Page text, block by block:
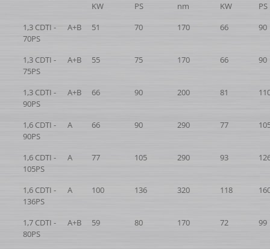
KW
PS
nm
KW
PS
1,3 CDTI -
70PS
A+B 51 70 170 66 90
1,3 CDTI -
75PS
A+B 55 75 170 66 90
1,3 CDTI -
90PS
A+B 66 90 200 81
1,6 CDTI -
90PS
A 66 90 290 77
1,6 CDTI -
105PS
A 77 105 290 93
1,6 CDTI -
136PS
A 100 136 320 118
1,7 CDTI -
80PS
A+B 59 80 170 72 99